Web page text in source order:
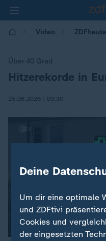
Video
Über 40 Grad
:Hitzerekorde in
25.06.2026 | 09:30
Deine
Um dir eine optimale
und ZDFtivi
Cookies und
der eingesetzten